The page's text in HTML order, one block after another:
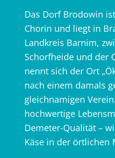
Das Dorf Brodowin
Chorin und liegt in
Landkreis Barnim,
Schorfheide und der
nennt sich der Ort
nach einem damals
gleichnamigen
hochwertige
Demeter-Qualität –
Käse in der örtlichen